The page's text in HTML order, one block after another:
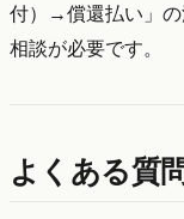
付）→償還払い」の
相談が必要です。
よくある質